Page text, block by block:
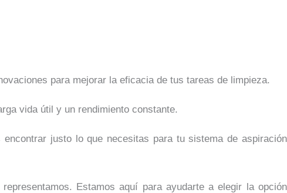
para mejorar la eficacia de tus tareas de limpieza.
vida útil y un rendimiento constante.
justo lo que necesitas para tu sistema de aspiración
Estamos aquí para ayudarte a elegir la opción